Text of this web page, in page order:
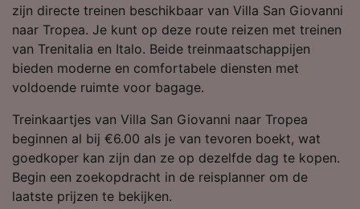
zijn directe treinen beschikbaar van Villa San Giovanni
naar Tropea. Je kunt op deze route reizen met treinen
van Trenitalia en Italo. Beide treinmaatschappijen
bieden moderne en comfortabele diensten met
voldoende ruimte voor bagage.
Treinkaartjes van Villa San Giovanni naar Tropea
beginnen al bij €6.00 als je van tevoren boekt, wat
goedkoper kan zijn dan ze op dezelfde dag te kopen.
Begin een zoekopdracht in de reisplanner om de
laatste prijzen te bekijken.